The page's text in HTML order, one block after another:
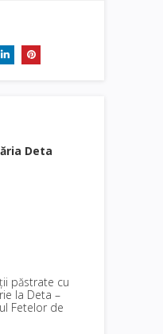
Deta
păstrate cu
la Deta –
Fetelor de